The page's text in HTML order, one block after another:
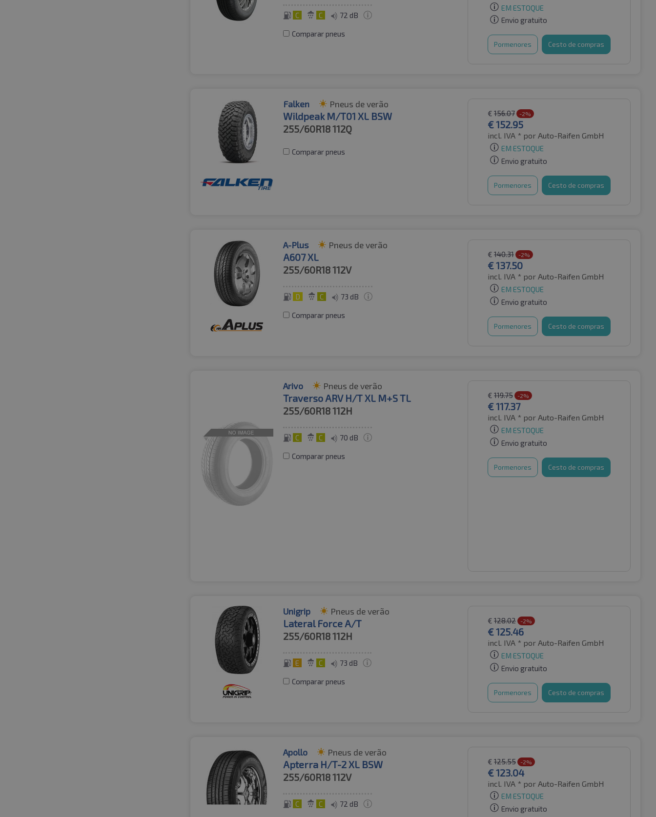
C C 72 dB
Comparar pneus
EM ESTOQUE
Envio gratuito
Pormenores Cesto de compras
Falken Pneus de verão
Wildpeak M/T01 XL BSW
255/60R18112Q
Comparar pneus
€ 156.07 -2%
€152.95
incl. IVA * por Auto-Raifen GmbH
EM ESTOQUE
Envio gratuito
Pormenores Cesto de compras
A-Plus Pneus de verão
A607 XL
255/60R18112V
D C 73 dB
Comparar pneus
€ 140.31 -2%
€137.50
incl. IVA * por Auto-Raifen GmbH
EM ESTOQUE
Envio gratuito
Pormenores Cesto de compras
Arivo Pneus de verão
Traverso ARV H/T XL M+S TL
255/60R18112H
C C 70 dB
Comparar pneus
€ 119.75 -2%
€117.37
incl. IVA * por Auto-Raifen GmbH
EM ESTOQUE
Envio gratuito
Pormenores Cesto de compras
Unigrip Pneus de verão
Lateral Force A/T
255/60R18112H
E C 73 dB
Comparar pneus
€ 128.02 -2%
€125.46
incl. IVA * por Auto-Raifen GmbH
EM ESTOQUE
Envio gratuito
Pormenores Cesto de compras
Apollo Pneus de verão
Apterra H/T-2 XL BSW
255/60R18112V
C C 72 dB
€ 125.55 -2%
€123.04
incl. IVA * por Auto-Raifen GmbH
EM ESTOQUE
Envio gratuito